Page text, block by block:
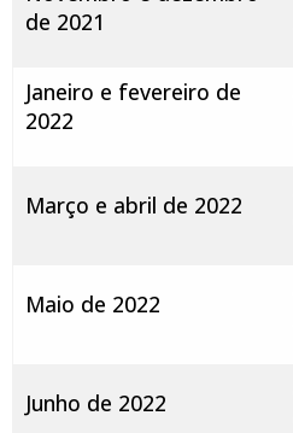
de 2021
Janeiro e fevereiro de
2022
Março e abril de 2022
Maio de 2022
Junho de 2022